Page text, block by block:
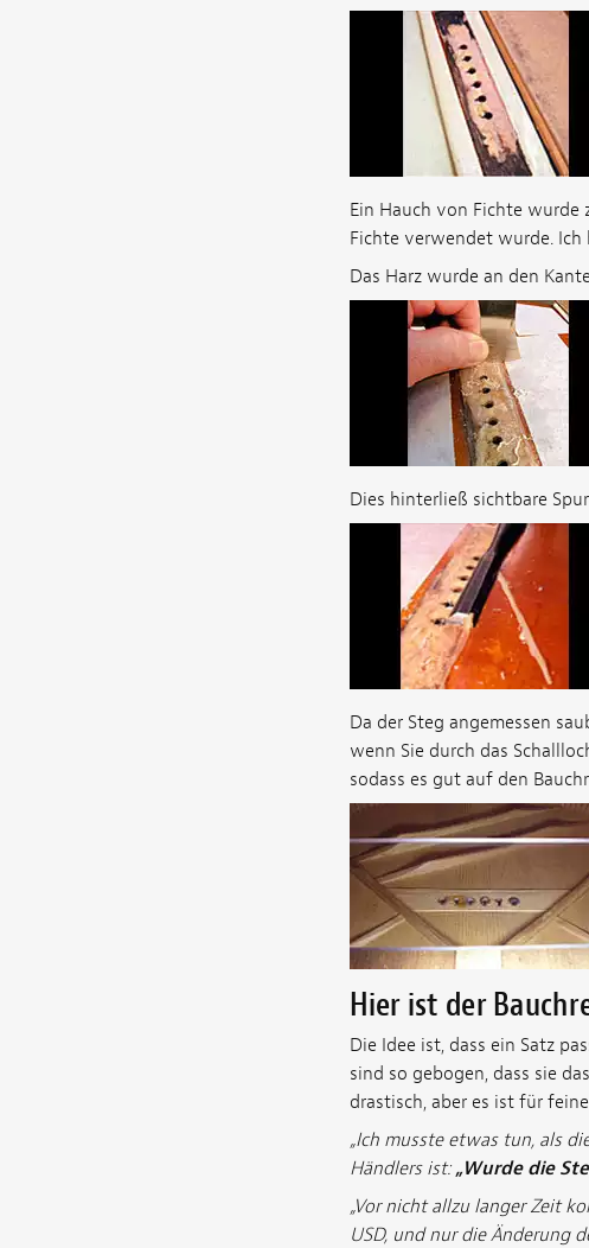
Ein Hauch von Fichte wurde
Fichte verwendet wurde.
Das Harz wurde an den
Dies hinterließ sichtbare
Da der Steg angemessen
wenn Sie durch das
sodass es gut auf den
Hier ist der
Die Idee ist, dass ein Satz
sind so gebogen, dass sie
drastisch, aber es ist für
„Ich musste etwas tun, als
Händlers ist:„Wurde die
„Vor nicht allzu langer Zeit
USD, und nur die Änderung